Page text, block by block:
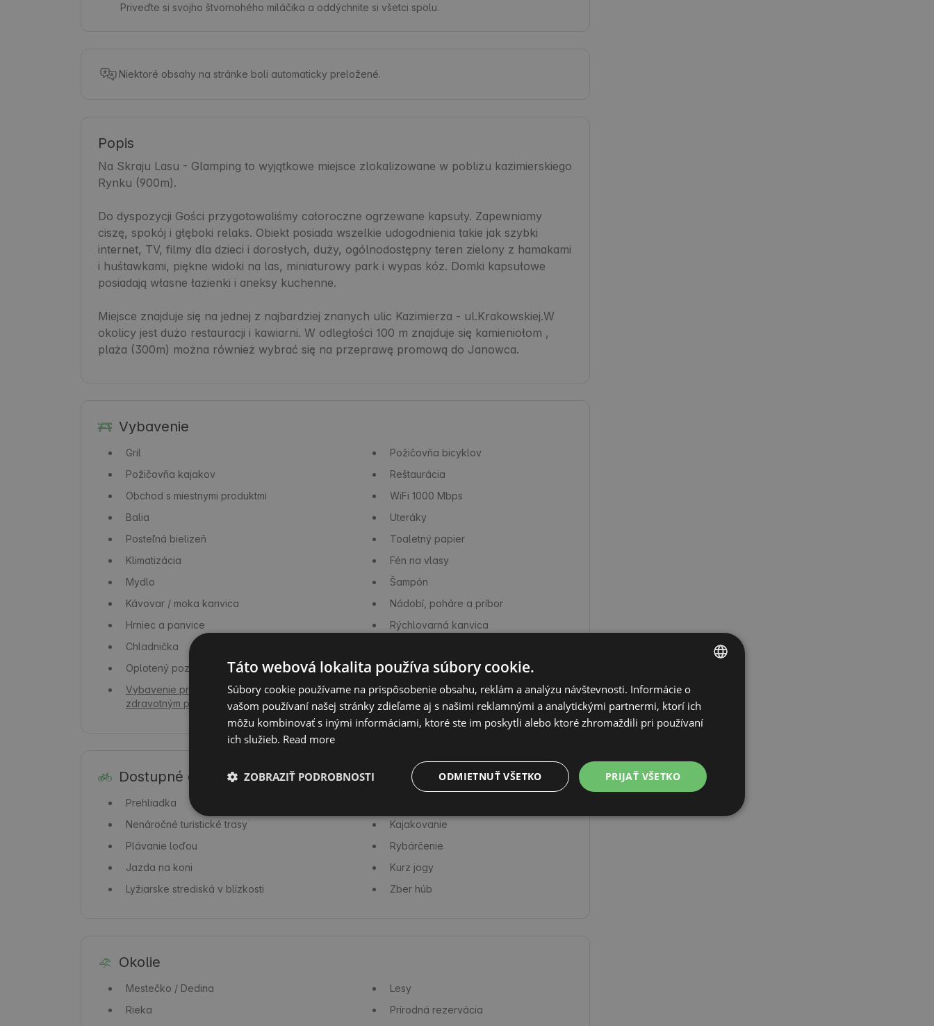
Priveďte si svojho štvornohého miláčika a oddýchnite si všetci spolu.
Niektoré obsahy na stránke boli automaticky preložené.
Popis
Na Skraju Lasu - Glamping to wyjątkowe miejsce zlokalizowane w pobliżu kazimierskiego
Rynku (900m).
Do dyspozycji Gości przygotowaliśmy całoroczne ogrzewane kapsuły. Zapewniamy
ciszę, spokój i głęboki relaks. Obiekt posiada wszelkie udogodnienia takie jak szybki
internet, TV, filmy dla dzieci i dorosłych, duży, ogólnodostępny teren zielony z hamakami
i huśtawkami, piękne widoki na las, miniaturowy park i wypas kóz. Domki kapsułowe
posiadają własne łazienki i aneksy kuchenne.
Miejsce znajduje się na jednej z najbardziej znanych ulic Kazimierza - ul.Krakowskiej.W
okolicy jest dużo restauracji i kawiarni. W odległości 100 m znajduje się kamieniołom ,
plaża (300m) można również wybrać się na przeprawę promową do Janowca.
Vybavenie
Gril
Požičovňa bicyklov
Požičovňa kajakov
Reštaurácia
Obchod s miestnymi produktmi
WiFi 1000 Mbps
Balia
Uteráky
Posteľná bielizeň
Toaletný papier
Klimatizácia
Fén na vlasy
Mydlo
Šampón
Kávovar / moka kanvica
Nádobí, poháre a príbor
Hrniec a panvice
Rýchlovarná kanvica
Chladnička
Oplotený pozemok
Zóna hier/Detské ihrisko
Vybavenie pre osoby so
zdravotným postihnutím
Dostupné aktivity
Prehliadka
Nenáročné turistické trasy
Kajakovanie
Plávanie loďou
Rybárčenie
Jazda na koni
Kurz jogy
Lyžiarske strediská v blízkosti
Zber húb
Okolie
Mestečko / Dedina
Lesy
Rieka
Prírodná rezervácia
ENGLISH
SPANISH
ITALIAN
Táto webová lokalita používa súbory cookie.
Súbory cookie používame na prispôsobenie obsahu, reklám a analýzu návštevnosti. Informácie o
vašom používaní našej stránky zdieľame aj s našimi reklamnými a analytickými partnermi, ktorí ich
môžu kombinovať s inými informáciami, ktoré ste im poskytli alebo ktoré zhromaždili pri používaní
ich služieb. Read more
PRIJAŤ VŠETKO
ODMIETNUŤ VŠETKO
ZOBRAZIŤ PODROBNOSTI